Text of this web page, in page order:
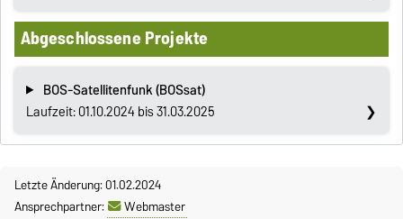
Abgeschlossene Projekte
BOS-Satellitenfunk (BOSsat)
Laufzeit: 01.10.2024 bis 31.03.2025
Letzte Änderung: 01.02.2024
Ansprechpartner:
Webmaster